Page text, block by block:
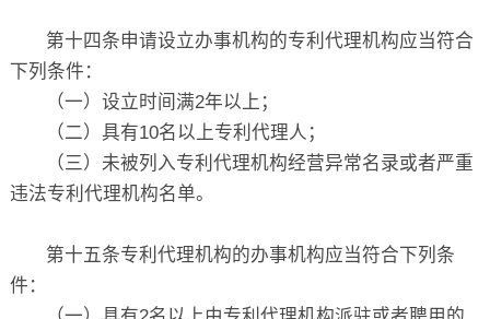
第十四条申请设立办事机构的专利代理机构应当符合
下列条件：
（一）设立时间满2年以上；
（二）具有10名以上专利代理人；
（三）未被列入专利代理机构经营异常名录或者严重
违法专利代理机构名单。
第十五条专利代理机构的办事机构应当符合下列条
件：